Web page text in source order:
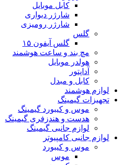
کابل موبایل
شارژر دیواری
شارژر رومیزی
گلس
گلس آیفون ۱۵
مچ بند و ساعت هوشمند
هولدر موبایل
آداپتور
کابل و مبدل
لوازم هوشمند
تجهیزات گیمینگ
موس و کیبورد گیمینگ
هدست و هندزفری گیمینگ
لوازم جانبی گیمینگ
لوازم جانبی کامپیوتر
موس و کیبورد
موس